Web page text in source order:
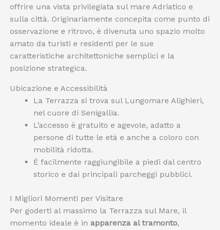
offrire una vista privilegiata sul mare Adriatico e
sulla città. Originariamente concepita come punto di
osservazione e ritrovo, è divenuta uno spazio molto
amato da turisti e residenti per le sue
caratteristiche architettoniche semplici e la
posizione strategica.
Ubicazione e Accessibilità
La Terrazza si trova sul Lungomare Alighieri,
nel cuore di Senigallia.
L’accesso è gratuito e agevole, adatto a
persone di tutte le età e anche a coloro con
mobilità ridotta.
È facilmente raggiungibile a piedi dal centro
storico e dai principali parcheggi pubblici.
I Migliori Momenti per Visitare
Per goderti al massimo la Terrazza sul Mare, il
momento ideale è in apparenza al tramonto,